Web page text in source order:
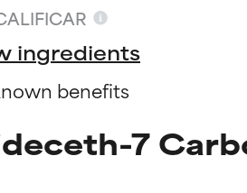
ingredients
benefits
7